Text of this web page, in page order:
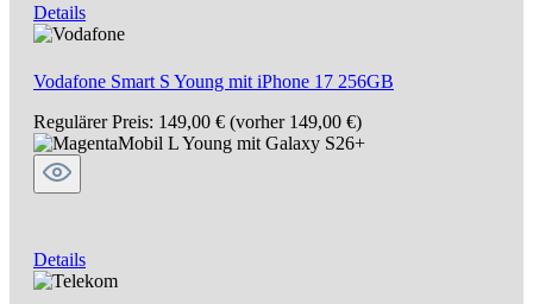
Details
Vodafone Smart S Young mit iPhone 17 256GB
Regulärer Preis: 149,00 € (vorher 149,00 €)
Details